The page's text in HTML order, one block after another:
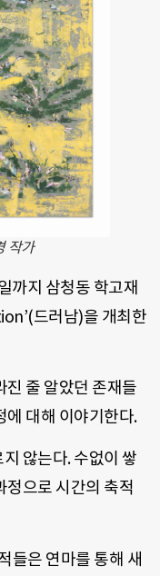
작가
까지 삼청동 학고재
드러남)을 개최한
진 줄 알았던 존재들
에 대해 이야기한다.
않는다. 수없이 쌓
정으로 시간의 축적
들은 연마를 통해 새